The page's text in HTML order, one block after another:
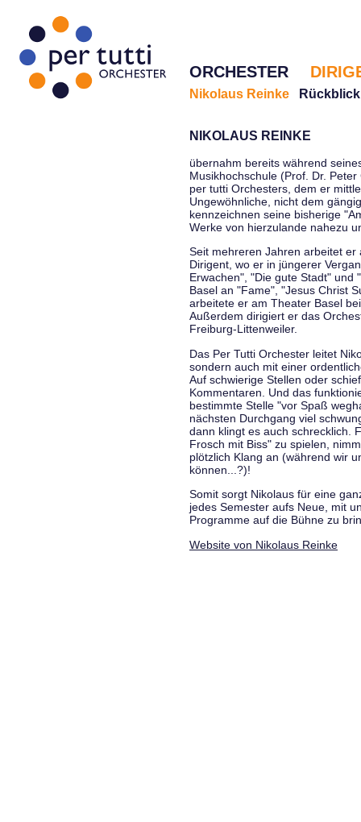
ORCHESTER
Nikolaus Reinke Rückblick
NIKOLAUS REINKE
übernahm bereits während
Musikhochschule (Prof. Dr.
per tutti Orchesters, dem er
Ungewöhnliche, nicht dem
kennzeichnen seine bisherige
Werke von hierzulande nahezu
Seit mehreren Jahren arbeitet
Dirigent, wo er in jüngerer
Erwachen", "Die gute Stadt" und
Basel an "Fame", "Jesus Christ
arbeitete er am Theater Basel
Außerdem dirigiert er das
Freiburg-Littenweiler.
Das Per Tutti Orchester leitet
sondern auch mit einer
Auf schwierige Stellen oder
Kommentaren. Und das
bestimmte Stelle "vor Spaß
nächsten Durchgang viel
dann klingt es auch schrecklich.
Frosch mit Biss" zu spielen,
plötzlich Klang an (während wir
können...?)!
Somit sorgt Nikolaus für eine
jedes Semester aufs Neue, mit
Programme auf die Bühne zu
Website von Nikolaus Reinke